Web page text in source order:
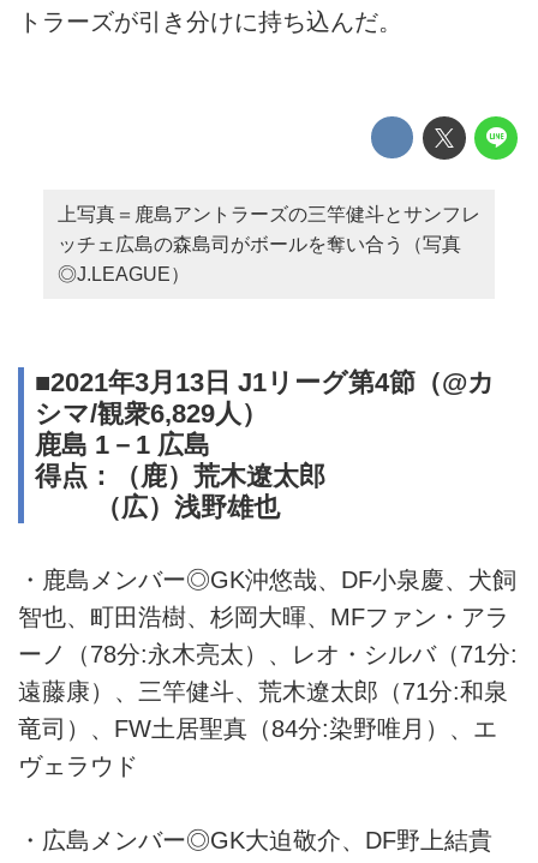
トラーズが引き分けに持ち込んだ。
上写真＝鹿島アントラーズの三竿健斗とサンフレ
ッチェ広島の森島司がボールを奪い合う（写真
◎J.LEAGUE）
■2021年3月13日 J1リーグ第4節（@カ
シマ/観衆6,829人）
鹿島 1－1 広島
得点：（鹿）荒木遼太郎
（広）浅野雄也
・鹿島メンバー◎GK沖悠哉、DF小泉慶、犬飼
智也、町田浩樹、杉岡大暉、MFファン・アラ
ーノ（78分:永木亮太）、レオ・シルバ（71分:
遠藤康）、三竿健斗、荒木遼太郎（71分:和泉
竜司）、FW土居聖真（84分:染野唯月）、エ
ヴェラウド
・広島メンバー◎GK大迫敬介、DF野上結貴